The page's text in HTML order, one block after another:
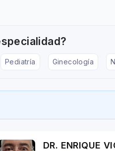
Pediatría Ginecología
DR. ENRIQUE